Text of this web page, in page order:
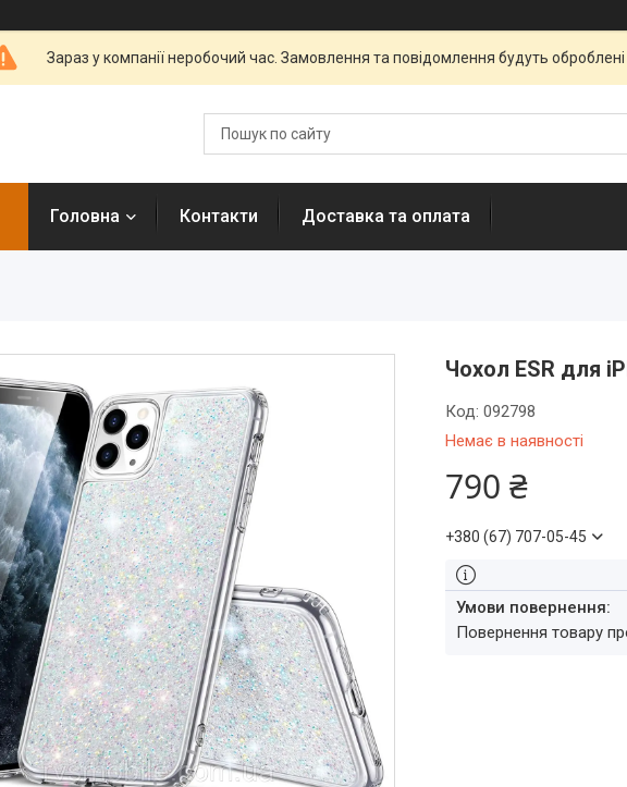
Зараз у компанії неробочий час. Замовлення та повідомлення будуть
Головна Контакти Доставка та оплата
Чохол ESR для
Немає в наявності
Код: 092798
790 ₴
+380 (67) 707-05-45
повернення товару